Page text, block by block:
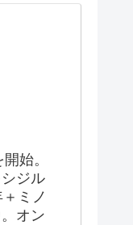
始。
ジル
ミノ
オン